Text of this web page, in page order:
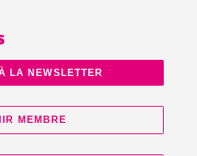
LA NEWSLETTER
MEMBRE